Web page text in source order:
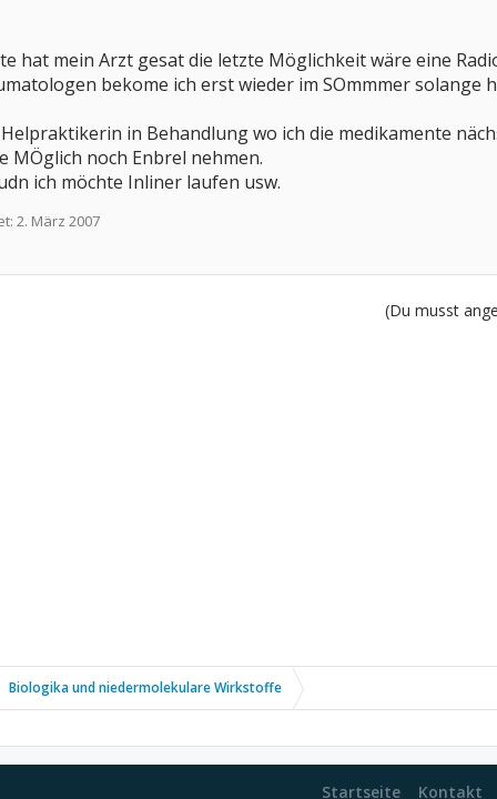
hat mein Arzt gesat die letzte Möglichkeit wäre eine
bekome ich erst wieder im SOmmmer solange
in Behandlung wo ich die medikamente
MÖglich noch Enbrel nehmen.
ich möchte Inliner laufen usw.
2. März 2007
(Du musst
Biologika und niedermolekulare Wirkstoffe
Startseite Kontakt